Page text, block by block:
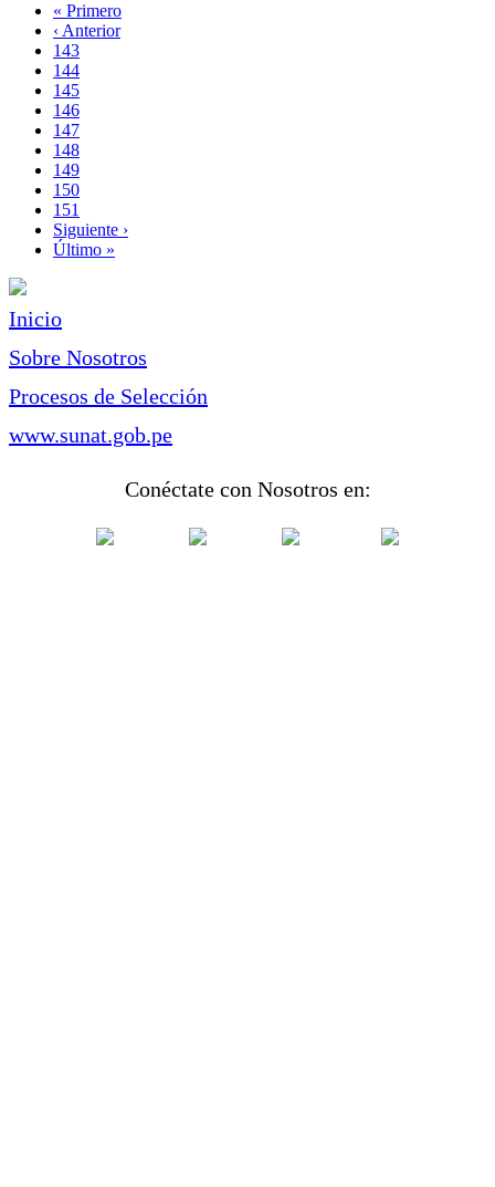
Paginación
Primera
página
« Primero
Página
anterior
‹ Anterior
Page
143
Page
144
Page
145
Page
146
Página
actual
147
Page
148
Page
149
Page
150
Page
151
Siguiente
página
Siguiente ›
Última
Último »
Inicio
Sobre Nosotros
Procesos de Selección
www.sunat.gob.pe
Conéctate con Nosotros en: